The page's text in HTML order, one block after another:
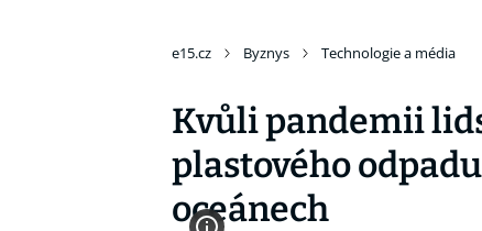
e15.cz Byznys Technologie a média
Kvůli pandemii
plastového
oceánech